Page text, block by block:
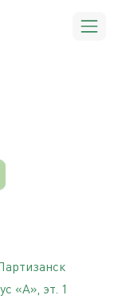
«А», эт. 1